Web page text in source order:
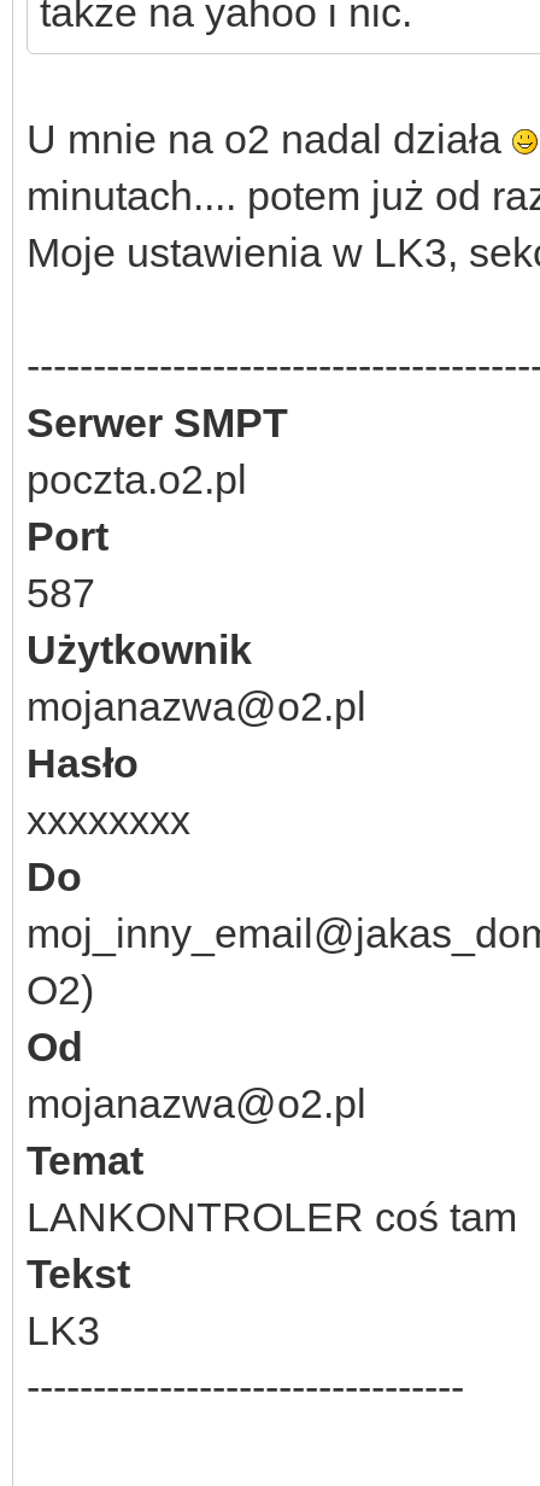
także na yahoo i nic.
U mnie na o2 nadal działa
minutach.... potem już od
Moje ustawienia w LK3,
Serwer SMPT
poczta.o2.pl
Port
587
Użytkownik
mojanazwa@o2.pl
Hasło
xxxxxxxx
Do
O2)
Od
mojanazwa@o2.pl
Temat
LANKONTROLER coś tam
Tekst
LK3
---------------------------------